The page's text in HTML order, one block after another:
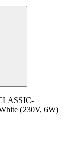
(230V, 6W)